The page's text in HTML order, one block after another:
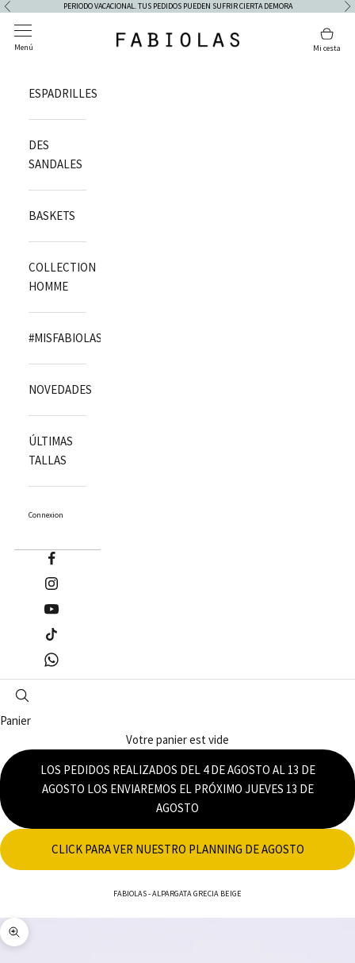
Passer au contenu
Précédent PERIODO VACACIONAL. TUS PEDIDOS PUEDEN SUFRIR CIERTA DEMORA
Fabiolas
Ouvrir la navigation
Menú
Voir
Mi cesta
ESPADRILLES
DES
SANDALES
BASKETS
COLLECTION
HOMME
#MISFABIOLAS
NOVEDADES
ÚLTIMAS
TALLAS
Connexion
Panier
Votre panier est vide
LOS PEDIDOS REALIZADOS DEL 4 DE AGOSTO AL 13 DE
AGOSTO LOS ENVIAREMOS EL PRÓXIMO JUEVES 13 DE
AGOSTO
CLICK PARA VER NUESTRO PLANNING DE AGOSTO
FABIOLAS-ALPARGATA GRECIA BEIGE
Zoomer sur l'image